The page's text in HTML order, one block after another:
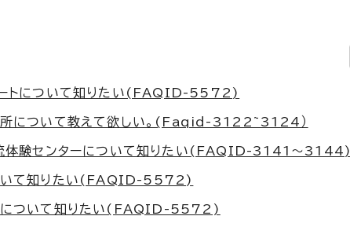
トについて知りたい(FAQID-5572)
所について教えて欲しい。(Faqid-3122~3124）
体験センターについて知りたい(FAQID-3141～3144)
いて知りたい(FAQID-5572)
について知りたい(FAQID-5572)